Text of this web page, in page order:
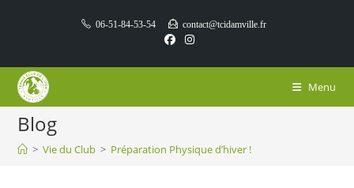
06-51-84-53-54 contact@tcidamville.fr
Menu
Blog
> Vie du Club > Préparation Physique d’hiver !